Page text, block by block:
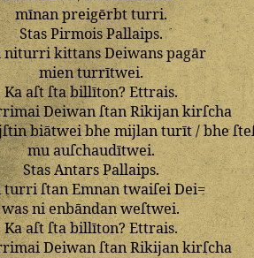
mīnanpreigērbtturri.
StasPirmoisPallaips.
niturrikittansDeiwanspagār
mienturrītwei.
Kaaſtſtabillīton?Ettrais.
DeiwanſtanRikijankirſcha
biātwei bhemijlan turīt/bhe
muauſchaudītwei.
StasAntarsPallaips.
turriſtanEmnan twaiſei Dei=
wasni enbāndanweſtwei.
Kaaſtſtabillīton?Ettrais.
DeiwanſtanRikijankirſcha